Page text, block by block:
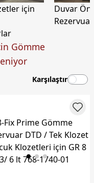
için
Duvar
Gömme
Karşılaştır